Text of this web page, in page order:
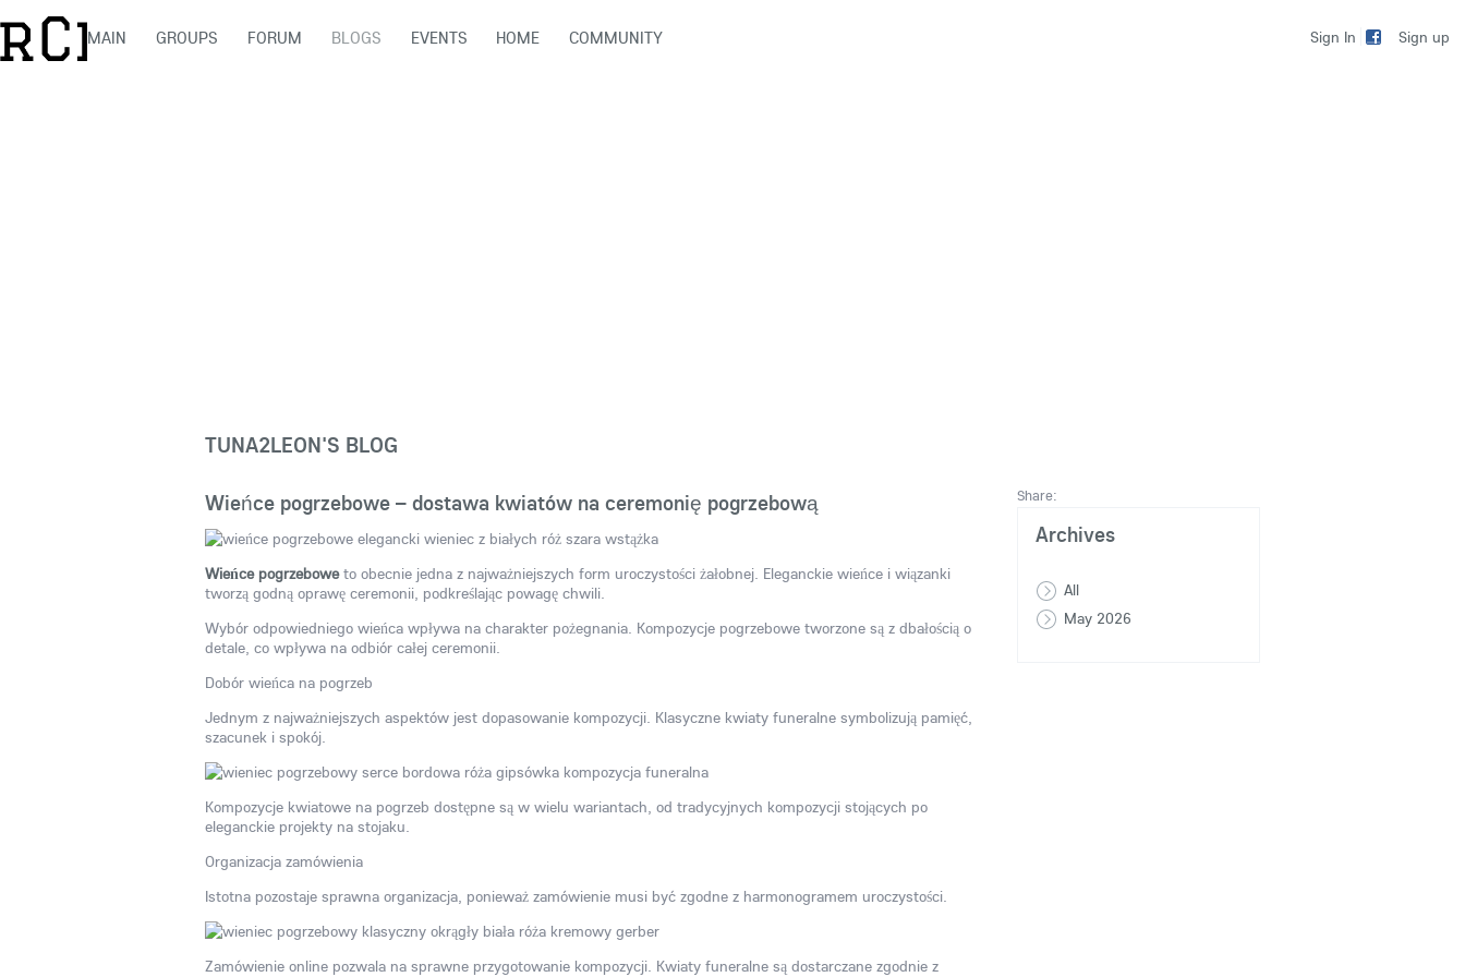
Sign In Sign up
MAIN GROUPS FORUM BLOGS EVENTS HOME COMMUNITY
TUNA2LEON'S BLOG
Wieńce pogrzebowe – dostawa kwiatów na ceremonię pogrzebową
Wieńce pogrzeboweto obecnie jedna z najważniejszych form uroczystości żałobnej. Eleganckie wieńce i wiązanki
tworzą godną oprawę ceremonii, podkreślając powagę chwili.
Wybór odpowiedniego wieńca wpływa na charakter pożegnania. Kompozycje pogrzebowe tworzone są z dbałością o
detale, co wpływa na odbiór całej ceremonii.
Dobór wieńca na pogrzeb
Jednym z najważniejszych aspektów jest dopasowanie kompozycji. Klasyczne kwiaty funeralne symbolizują pamięć,
szacunek i spokój.
Kompozycje kwiatowe na pogrzeb dostępne są w wielu wariantach, od tradycyjnych kompozycji stojących po
eleganckie projekty na stojaku.
Organizacja zamówienia
Istotna pozostaje sprawna organizacja, ponieważ zamówienie musi być zgodne z harmonogramem uroczystości.
Zamówienie online pozwala na sprawne przygotowanie kompozycji. Kwiaty funeralne są dostarczane zgodnie z
Share:
Archives
All
May 2026